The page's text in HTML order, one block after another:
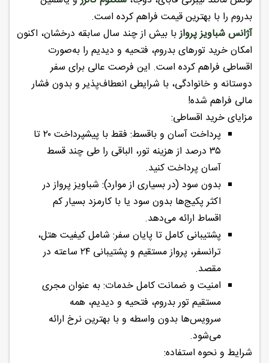
بدروم را با بهترین قیمت فراهم کرده است.
آژانس شباویز پروازبا بیش از چند سال سابقه درخشان، اکنون
امکان خرید تورهای بدروم، فتحیه و دیدیم را به‌صورت
اقساطی فراهم کرده است. این فرصت عالی برای سفر
دوستانه و خانوادگی، با شرایطی انعطاف‌پذیر و بدون فشار
مالی فراهم شده!
مزایای خرید اقساطی:
پرداخت آسان و باقسط: فقط با پیش‎پرداخت ۲۰ تا
۳۵ درصد از هزینه تور، الباقی را طی چند قسط
آسان پرداخت کنید.
بدون سود (در بسیاری از موارد): شباویز پرواز در
اکثر پکیج‌ها بدون سود یا با کارمزد بسیار کم
اقساط ارائه می‌دهد.
پشتیبانی کامل تا پایان سفر: شامل کیفیت هتل،
ترانسفر، پرواز مستقیم و پشتیبانی ۲۴ ساعته در
مقصد.
امنیت و ضمانت کامل خدمات: به عنوان مجری
مستقیم تور بدروم، فتحیه و دیدیم، همه
سرویس‌ها بدون واسطه و با بهترین نرخ ارائه
می‌شود.
شرایط و نحوه استفاده: